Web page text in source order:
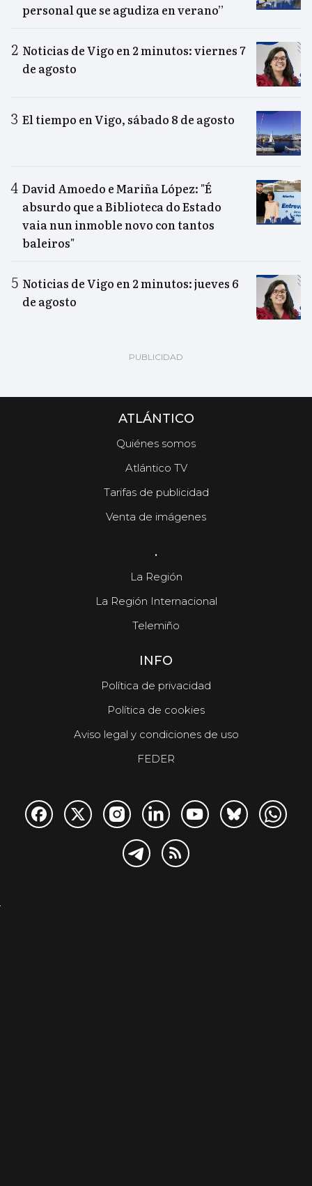
personal que se agudiza en verano”
Noticias de Vigo en 2 minutos: viernes 7
de agosto
El tiempo en Vigo, sábado 8 de agosto
David Amoedo e Mariña López: "É
absurdo que a Biblioteca do Estado
vaia nun inmoble novo con tantos
baleiros"
Noticias de Vigo en 2 minutos: jueves 6
de agosto
ATLÁNTICO
Quiénes somos
Atlántico TV
Tarifas de publicidad
Venta de imágenes
.
La Región
La Región Internacional
Telemiño
INFO
Política de privacidad
Política de cookies
Aviso legal y condiciones de uso
FEDER